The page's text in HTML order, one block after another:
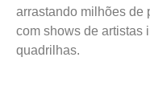
arrastando milhões de
com shows de artistas
quadrilhas.